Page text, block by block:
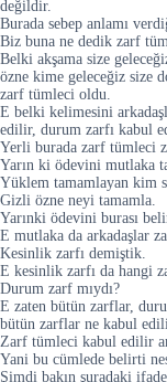
değildir.
Burada sebep anlamı
Biz buna ne dedik zarf
Belki akşama size
özne kime geleceğiz size
zarf tümleci oldu.
E belki kelimesini
edilir, durum zarfı kabul
Yerli burada zarf tümleci
Yarın ki ödevini mutlaka
Yüklem tamamlayan kim
Gizli özne neyi tamamla.
Yarınki ödevini burası
E mutlaka da arkadaşlar
Kesinlik zarfı demiştik.
E kesinlik zarfı da hangi
Durum zarf mıydı?
E zaten bütün zarflar,
bütün zarflar ne kabul
Zarf tümleci kabul edilir
Yani bu cümlede belirti
Şimdi bakın şuradaki